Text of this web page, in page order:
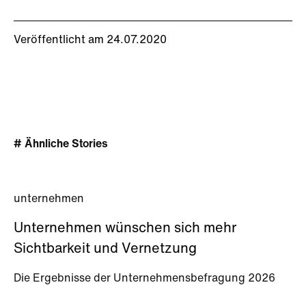
Veröffentlicht am 24.07.2020
# Ähnliche Stories
unternehmen
Unternehmen wünschen sich mehr
Sichtbarkeit und Vernetzung
Die Ergebnisse der Unternehmensbefragung 2026